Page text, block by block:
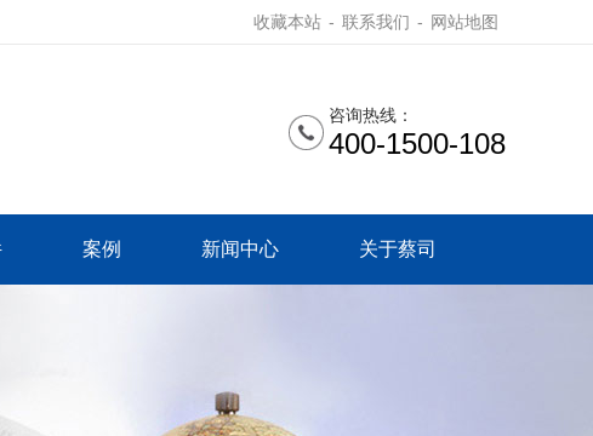
收藏本站 - 联系我们 - 网站地图
咨询热线：
400-1500-108
案例 新闻中心 关于蔡司